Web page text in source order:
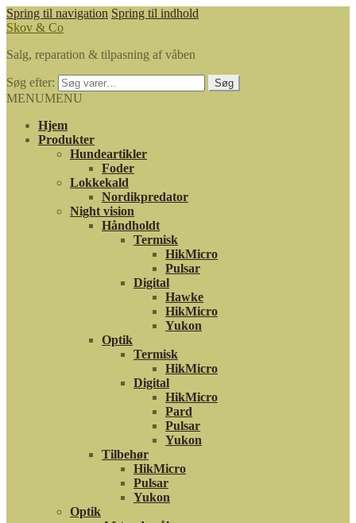
Spring til navigation Spring til indhold
Skov & Co
Salg, reparation & tilpasning af våben
Søg efter: Søg
MENUMENU
Hjem
Produkter
Hundeartikler
Foder
Lokkekald
Nordikpredator
Night vision
Håndholdt
Termisk
HikMicro
Pulsar
Digital
Hawke
HikMicro
Yukon
Optik
Termisk
HikMicro
Digital
HikMicro
Pard
Pulsar
Yukon
Tilbehør
HikMicro
Pulsar
Yukon
Optik